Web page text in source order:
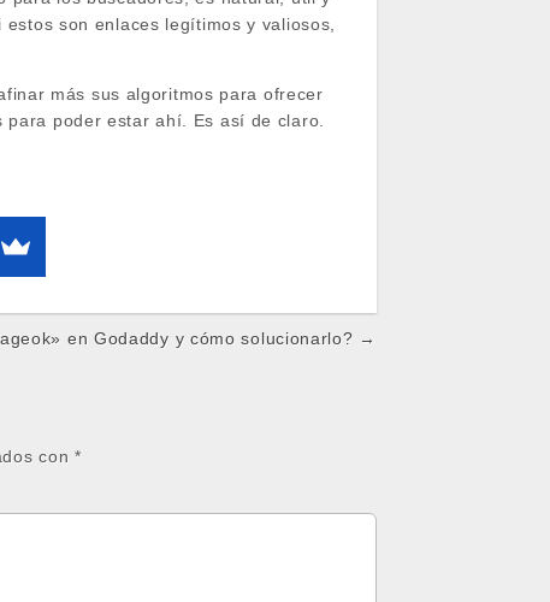
son enlaces legítimos y valiosos,
más sus algoritmos para ofrecer
poder estar ahí. Es así de claro.
en Godaddy y cómo solucionarlo? →
con *